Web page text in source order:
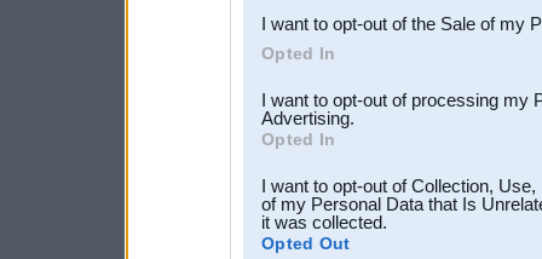
I want to opt-out of the Sale of my
Opted In
I want to opt-out of processing my
Advertising.
Opted In
I want to opt-out of Collection,
of my Personal Data that Is
it was collected.
Opted Out